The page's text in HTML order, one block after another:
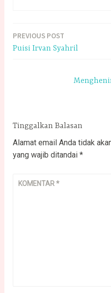
Navigasi
PREVIOUS POST
Puisi Irvan Syahril
Tinggalkan Balasan
Alamat email Anda tidak
yang wajib ditandai*
KOMENTAR*